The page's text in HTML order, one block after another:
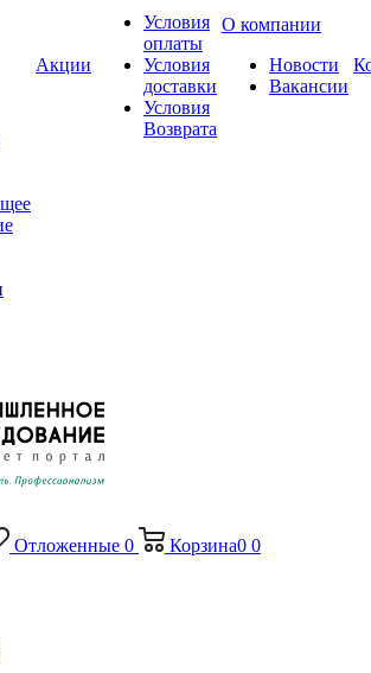
Акции
Условия
оплаты
Условия
доставки
Условия
Возврата
О компании
Новости
Вакансии
Отложенные 0 Корзина0 0